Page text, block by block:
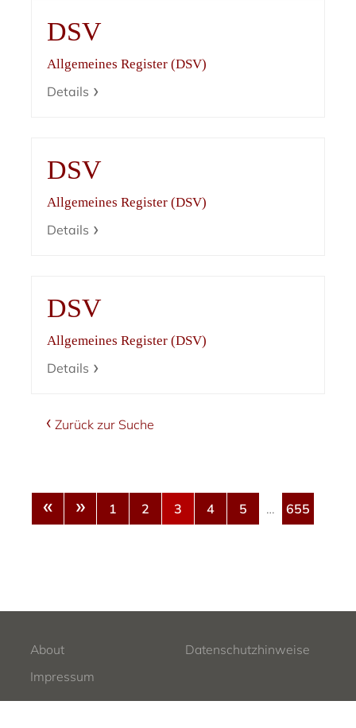
DSV
Allgemeines Register (DSV)
Details
DSV
Allgemeines Register (DSV)
Details
DSV
Allgemeines Register (DSV)
Details
Zurück zur Suche
« » 1 2 3 4 5 … 655
About
Datenschutzhinweise
Impressum